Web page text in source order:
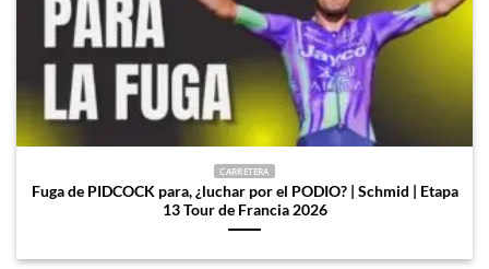
CARRETERA
Fuga de PIDCOCK para, ¿luchar por el PODIO? | Schmid | Etapa
13 Tour de Francia 2026